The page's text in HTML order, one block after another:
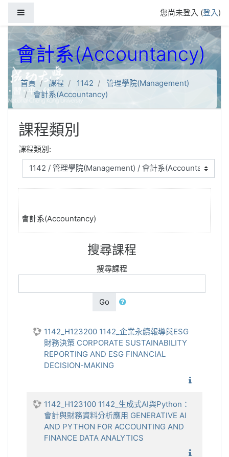
您尚未登入 (登入)
會計系(Accountancy)
首頁 課程 1142
管理學院(Management)
會計系(Accountancy)
課程類別
課程類別:
會計系(Accountancy)
搜尋課程
搜尋課程
Go
1142_H123200 1142_企業永續報導與ESG
財務決策 CORPORATE SUSTAINABILITY
REPORTING AND ESG FINANCIAL
DECISION-MAKING
1142_H123100 1142_生成式AI與Python：
會計與財務資料分析應用 GENERATIVE AI
AND PYTHON FOR ACCOUNTING AND
FINANCE DATA ANALYTICS